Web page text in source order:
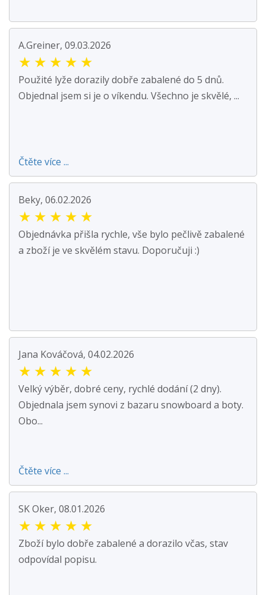
A.Greiner, 09.03.2026
★ ★ ★ ★ ★
Použité lyže dorazily dobře zabalené do 5 dnů.
Objednal jsem si je o víkendu. Všechno je skvělé, ...
Čtěte více ...
Beky, 06.02.2026
★ ★ ★ ★ ★
Objednávka přišla rychle, vše bylo pečlivě zabalené
a zboží je ve skvělém stavu. Doporučuji :)
Jana Kováčová, 04.02.2026
★ ★ ★ ★ ★
Velký výběr, dobré ceny, rychlé dodání (2 dny).
Objednala jsem synovi z bazaru snowboard a boty.
Obo...
Čtěte více ...
SK Oker, 08.01.2026
★ ★ ★ ★ ★
Zboží bylo dobře zabalené a dorazilo včas, stav
odpovídal popisu.